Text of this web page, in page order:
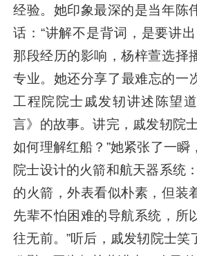
经验。她印象最深的是当年陈
话：“讲解不是背词，是要讲
那段经历的影响，杨梓萱选择
专业。她还分享了最难忘的
工程院院士戚发轫讲述陈望
言》的故事。讲完，戚发轫院
如何理解红船？”她紧张了一瞬
院士设计的火箭和航天器系统
的火箭，外表看似朴素，但装
先辈不怕困难的导航系统，所
往无前。”听后，戚发轫院士笑